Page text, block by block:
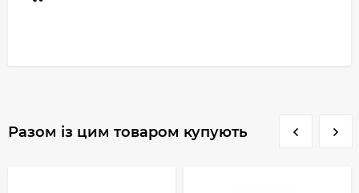
Разом із цим товаром купують